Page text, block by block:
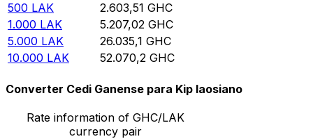
500 LAK 2.603,51 GHC
1.000 LAK 5.207,02 GHC
5.000 LAK 26.035,1 GHC
10.000 LAK 52.070,2 GHC
Converter Cedi Ganense para Kip laosiano
Rate information of GHC/LAK
currency pair